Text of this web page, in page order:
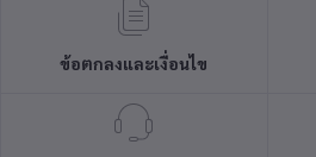
ข้อตกลงและเงื่อนไข